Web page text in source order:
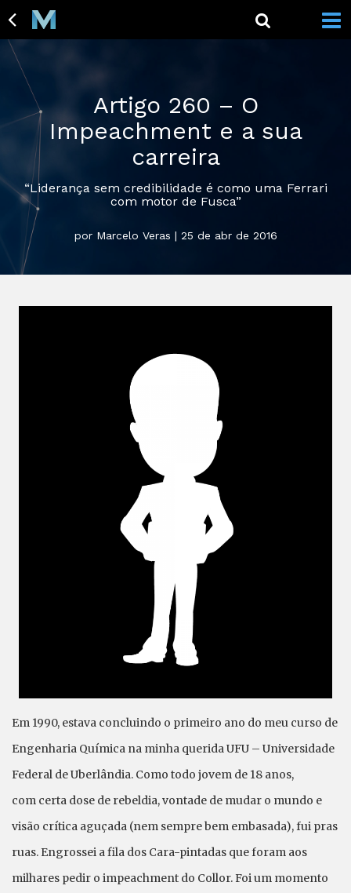
Artigo 260 – O
Impeachment e a sua
carreira
“Liderança sem credibilidade é como uma Ferrari
com motor de Fusca”
por Marcelo Veras | 25 de abr de 2016
Em 1990, estava concluindo o primeiro ano do meu curso de
Engenharia Química na minha querida UFU – Universidade
Federal de Uberlândia. Como todo jovem de 18 anos,
com certa dose de rebeldia, vontade de mudar o mundo e
visão crítica aguçada (nem sempre bem embasada), fui pras
ruas. Engrossei a fila dos Cara-pintadas que foram aos
milhares pedir o impeachment do Collor. Foi um momento